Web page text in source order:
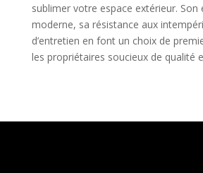
sublimer votre espace extérieur. Son
moderne, sa résistance aux
d’entretien en font un choix de
les propriétaires soucieux de qualité